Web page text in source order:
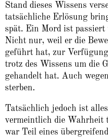
Stand dieses Wissens
tatsächliche Erlösung
spät. Ein Mord ist
Nicht nur, weil er die
geführt hat, zur
trotz des Wissens um die
gehandelt hat. Auch
sterben.
Tatsächlich jedoch ist
vermeintlich die Wahrheit
war Teil eines